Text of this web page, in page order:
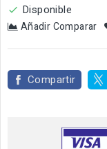
 Disponible
Añadir Comparar
Compartir